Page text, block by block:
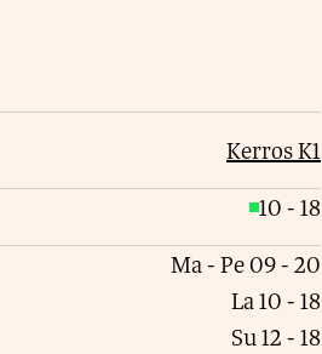
Kerros K1
A
v
o
i
10-18
Ma - Pe09-20
La10-18
Su12-18